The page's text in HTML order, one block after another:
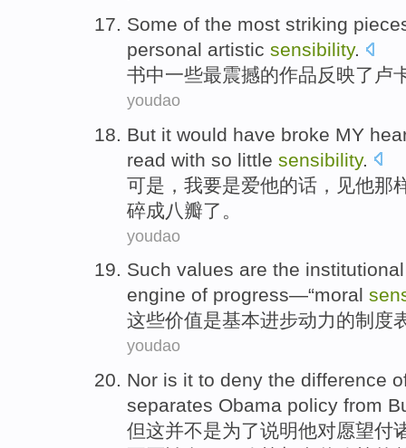
Some of the most striking
personal artistic sensibility.
书中一些最震撼的作品反映了 卢
youdao
But it would have broke MY
read with so little sensibility.
可是 ， 我要是爱他的话 ，见他那
碎成八瓣了。
youdao
Such values are the institutional
engine of progress—“moral
这些价值是基本进步动力的制度
youdao
Nor is it to deny the difference
separates Obama policy from
但这并不是为了说明他对愿望付